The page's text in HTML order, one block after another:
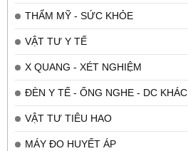
THẨM MỸ - SỨC KHỎE
VẬT TƯ Y TẾ
X QUANG - XÉT NGHIỆM
ĐÈN Y TẾ - ỐNG NGHE - DC KHÁC
VẬT TƯ TIÊU HAO
MÁY ĐO HUYẾT ÁP